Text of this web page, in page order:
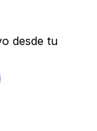
desde tu